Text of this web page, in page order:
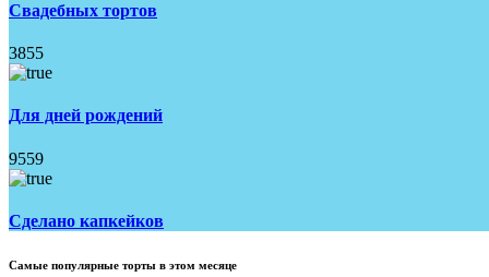
Свадебных тортов
3855
Для дней рождений
9559
Сделано капкейков
Самые популярные торты в этом месяце